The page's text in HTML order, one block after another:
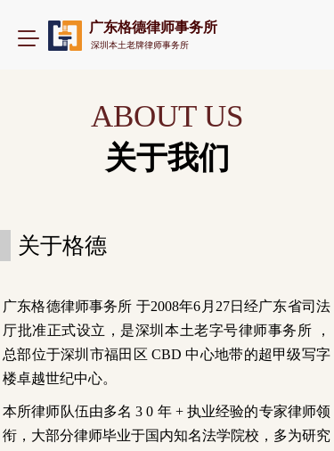
T
a
t
n
广东格德律师事务所
深圳本土老牌律师事务所
ABOUT US
关于我们
广东格德律师事务所 于2008年6月27日经广东省司法
厅批准正式设立，是深圳本土老字号律师事务所 ，
总部位于深圳市福田区 CBD 中心地带的超甲级写字
楼卓越世纪中心。
本所律师队伍由多名 3 0 年 + 执业经验的专家律师领
衔，大部分律师毕业于国内知名法学院校，多为研究
关于格德